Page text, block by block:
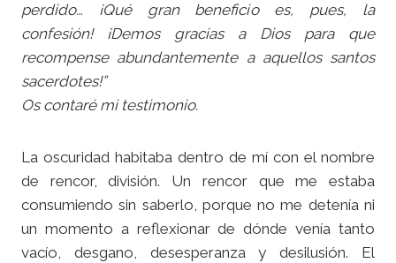
perdido… ¡Qué gran beneficio es, pues, la
confesión! ¡Demos gracias a Dios para que
recompense abundantemente a aquellos santos
sacerdotes!”
Os contaré mi testimonio.
La oscuridad habitaba dentro de mí con el nombre
de rencor, división. Un rencor que me estaba
consumiendo sin saberlo, porque no me detenía ni
un momento a reflexionar de dónde venía tanto
vacío, desgano, desesperanza y desilusión. El